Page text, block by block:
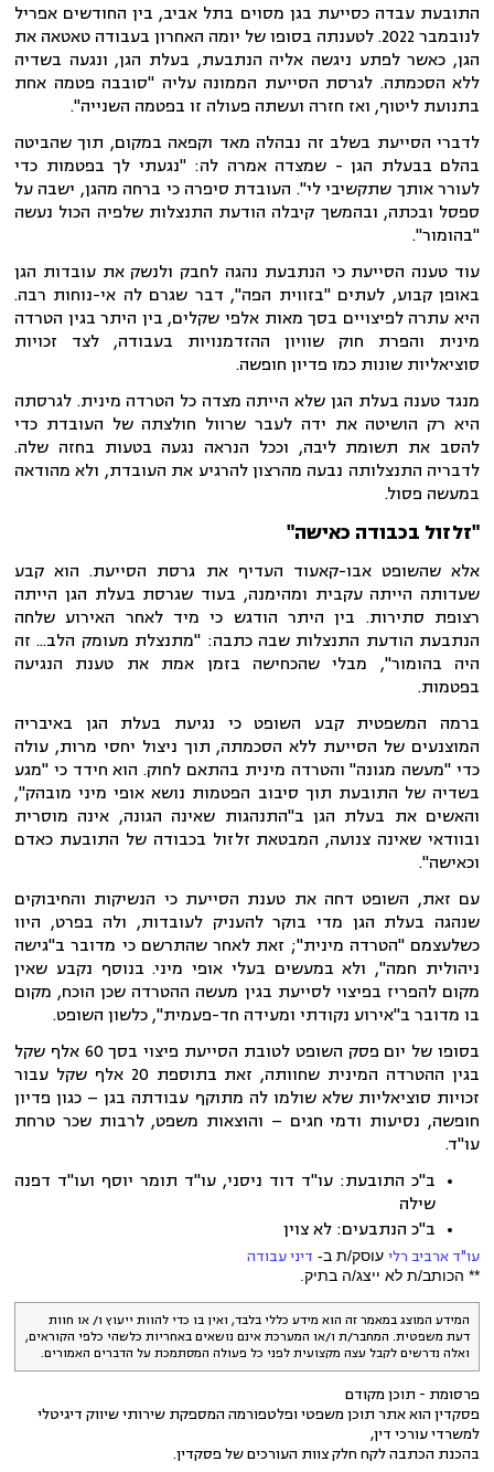
התובעת עבדה כסייעת בגן מסוים בתל אביב, בין החודשים אפריל
לנובמבר 2022. לטענתה בסופו של יומה האחרון בעבודה טאטאה את
הגן, כאשר לפתע ניגשה אליה הנתבעת, בעלת הגן, ונגעה בשדיה
ללא הסכמתה. לגרסת הסייעת הממונה עליה "סובבה פטמה אחת
בתנועת ליטוף, ואז חזרה ועשתה פעולה זו בפטמה השנייה".
לדברי הסייעת בשלב זה נבהלה מאד וקפאה במקום, תוך שהביטה
בהלם בבעלת הגן - שמצדה אמרה לה: "נגעתי לך בפטמות כדי
לעורר אותך שתקשיבי לי". העובדת סיפרה כי ברחה מהגן, ישבה על
ספסל ובכתה, ובהמשך קיבלה הודעת התנצלות שלפיה הכול נעשה
"בהומור".
עוד טענה הסייעת כי הנתבעת נהגה לחבק ולנשק את עובדות הגן
באופן קבוע, לעתים "בזווית הפה", דבר שגרם לה אי-נוחות רבה.
היא עתרה לפיצויים בסך מאות אלפי שקלים, בין היתר בגין הטרדה
מינית והפרת חוק שוויון ההזדמנויות בעבודה, לצד זכויות
סוציאליות שונות כמו פדיון חופשה.
מנגד טענה בעלת הגן שלא הייתה מצדה כל הטרדה מינית. לגרסתה
היא רק הושיטה את ידה לעבר שרוול חולצתה של העובדת כדי
להסב את תשומת ליבה, וככל הנראה נגעה בטעות בחזה שלה.
לדבריה התנצלותה נבעה מהרצון להרגיע את העובדת, ולא מהודאה
במעשה פסול.
"זלזול בכבודה כאישה"
אלא שהשופט אבו-קאעוד העדיף את גרסת הסייעת. הוא קבע
שעדותה הייתה עקבית ומהימנה, בעוד שגרסת בעלת הגן הייתה
רצופת סתירות. בין היתר הודגש כי מיד לאחר האירוע שלחה
הנתבעת הודעת התנצלות שבה כתבה: "מתנצלת מעומק הלב... זה
היה בהומור", מבלי שהכחישה בזמן אמת את טענת הנגיעה
בפטמות.
ברמה המשפטית קבע השופט כי נגיעת בעלת הגן באיבריה
המוצנעים של הסייעת ללא הסכמתה, תוך ניצול יחסי מרות, עולה
כדי "מעשה מגונה" והטרדה מינית בהתאם לחוק. הוא חידד כי "מגע
בשדיה של התובעת תוך סיבוב הפטמות נושא אופי מיני מובהק",
והאשים את בעלת הגן ב"התנהגות שאינה הגונה, אינה מוסרית
ובוודאי שאינה צנועה, המבטאת זלזול בכבודה של התובעת כאדם
וכאישה".
עם זאת, השופט דחה את טענת הסייעת כי הנשיקות והחיבוקים
שנהגה בעלת הגן מדי בוקר להעניק לעובדות, ולה בפרט, היוו
כשלעצמם "הטרדה מינית"; זאת לאחר שהתרשם כי מדובר ב"גישה
ניהולית חמה", ולא במעשים בעלי אופי מיני. בנוסף נקבע שאין
מקום להפריז בפיצוי לסייעת בגין מעשה ההטרדה שכן הוכח, מקום
בו מדובר ב"אירוע נקודתי ומעידה חד-פעמית", כלשון השופט.
בסופו של יום פסק השופט לטובת הסייעת פיצוי בסך 60 אלף שקל
בגין ההטרדה המינית שחוותה, זאת בתוספת 20 אלף שקל עבור
זכויות סוציאליות שלא שולמו לה מתוקף עבודתה בגן – כגון פדיון
חופשה, נסיעות ודמי חגים – והוצאות משפט, לרבות שכר טרחת
עו"ד.
ב"כ התובעת: עו"ד דוד ניסני, עו"ד תומר יוסף ועו"ד דפנה
שילה
ב"כ הנתבעים: לא צוין
עו"ד ארביב רלי עוסק/ת ב- דיני עבודה
** הכותב/ת לא ייצג/ה בתיק.
המידע המוצג במאמר זה הוא מידע כללי בלבד, ואין בו כדי להוות ייעוץ ו/ או חוות
דעת משפטית. המחבר/ת ו/או המערכת אינם נושאים באחריות כלשהי כלפי הקוראים,
ואלה נדרשים לקבל עצה מקצועית לפני כל פעולה המסתמכת על הדברים האמורים.
פרסומת - תוכן מקודם
פסקדין הוא אתר תוכן משפטי ופלטפורמה המספקת שירותי שיווק דיגיטלי
למשרדי עורכי דין,
בהכנת הכתבה לקח חלק צוות העורכים של פסקדין.